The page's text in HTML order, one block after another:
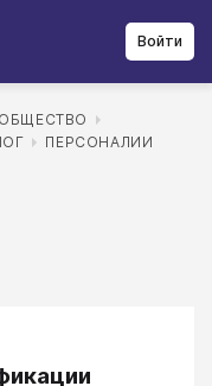
Войти
ПЕРСОНАЛИИ